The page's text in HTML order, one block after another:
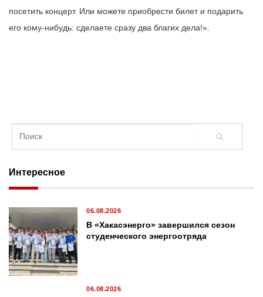
посетить концерт. Или можете приобрести билет и подарить
его кому-нибудь: сделаете сразу два благих дела!».
Интересное
06.08.2026
В «Хакасэнерго» завершился сезон
студенческого энергоотряда
06.08.2026